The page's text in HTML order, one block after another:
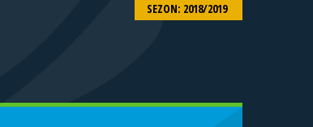
SEZON: 2018/2019